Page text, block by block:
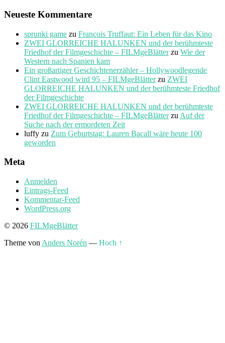
Neueste Kommentare
sprunki game zu François Truffaut: Ein Leben für das Kino
ZWEI GLORREICHE HALUNKEN und der berühmteste
Friedhof der Filmgeschichte – FILMgeBlätterzu Wie der
Western nach Spanien kam
Ein großartiger Geschichtenerzähler – Hollywoodlegende
Clint Eastwood wird 95 – FILMgeBlätterzu ZWEI
GLORREICHE HALUNKEN und der berühmteste Friedhof
der Filmgeschichte
ZWEI GLORREICHE HALUNKEN und der berühmteste
Friedhof der Filmgeschichte – FILMgeBlätterzu Auf der
Suche nach der ermordeten Zeit
luffy zu Zum Geburtstag: Lauren Bacall wäre heute 100
geworden
Meta
Anmelden
Eintrags-Feed
Kommentar-Feed
WordPress.org
© 2026 FILMgeBlätter
Theme von Anders Norén — Hoch ↑